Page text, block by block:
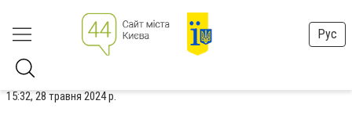
Рус
15:32, 28 травня 2024 р.